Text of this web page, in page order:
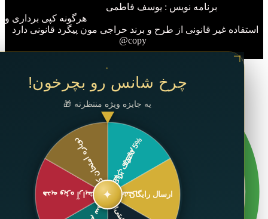
نویس : یوسف فاطمی
کپی برداری و
غیر قانونی از طرح و برند حراجی مون پیگرد قانونی دارد
چرخ شانس رو بچرخون!
یه جایزه ویژه منتظرته 🎁
✦